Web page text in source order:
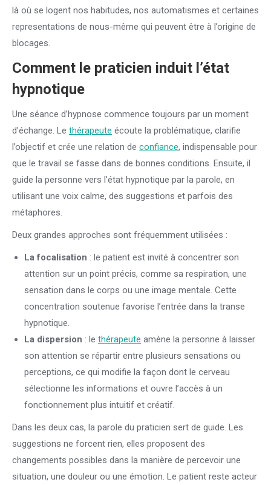
là où se logent nos habitudes, nos automatismes et certaines
representations de nous-même qui peuvent être à l’origine de
blocages.
Comment le praticien induit l’état
hypnotique
Une séance d’hypnose commence toujours par un moment
d’échange. Le thérapeute écoute la problématique, clarifie
l’objectif et crée une relation de confiance, indispensable pour
que le travail se fasse dans de bonnes conditions. Ensuite, il
guide la personne vers l’état hypnotique par la parole, en
utilisant une voix calme, des suggestions et parfois des
métaphores.
Deux grandes approches sont fréquemment utilisées :
La focalisation : le patient est invité à concentrer son
attention sur un point précis, comme sa respiration, une
sensation dans le corps ou une image mentale. Cette
concentration soutenue favorise l’entrée dans la transe
hypnotique.
La dispersion : le thérapeute amène la personne à laisser
son attention se répartir entre plusieurs sensations ou
perceptions, ce qui modifie la façon dont le cerveau
sélectionne les informations et ouvre l’accès à un
fonctionnement plus intuitif et créatif.
Dans les deux cas, la parole du praticien sert de guide. Les
suggestions ne forcent rien, elles proposent des
changements possibles dans la manière de percevoir une
situation, une douleur ou une émotion. Le patient reste acteur